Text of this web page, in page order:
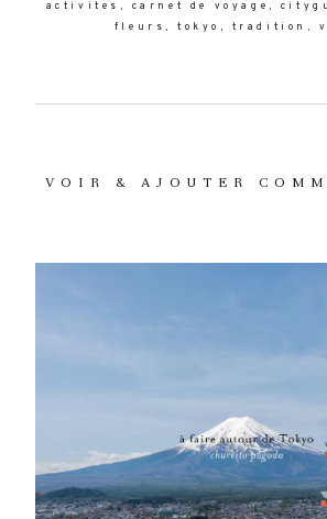
activites carnet de voyage
fleurs tokyo tradition
VOIR & AJOUTER